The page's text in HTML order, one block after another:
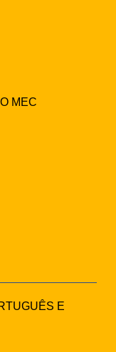
MEC
E